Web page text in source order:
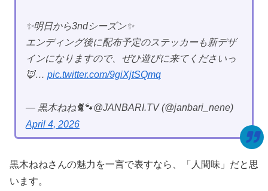
✨明日から3ndシーズン✨
エンディング後に配布予定のステッカーも新デザ
インになりますので、ぜひ遊びに来てくださいっ
🦊… pic.twitter.com/9giXjtSQmq
— 黒木ねね🐈🐾@JANBARI.TV (@janbari_nene)
April 4, 2026
黒木ねねさんの魅力を一言で表すなら、「人間味」だと思
います。